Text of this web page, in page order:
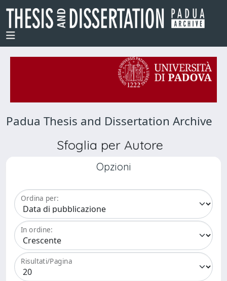
Padua Thesis and Dissertation Archive
Sfoglia per Autore
Opzioni
Ordina per:
In ordine:
Risultati/Pagina